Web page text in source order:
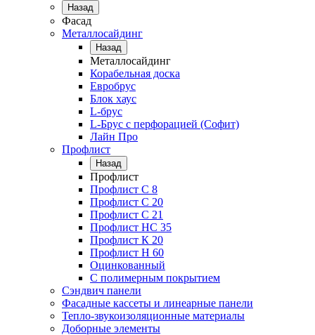
Назад
Фасад
Металлосайдинг
Назад
Металлосайдинг
Корабельная доска
Евробрус
Блок хаус
L-брус
L-Брус с перфорацией (Софит)
Лайн Про
Профлист
Назад
Профлист
Профлист С 8
Профлист С 20
Профлист C 21
Профлист НС 35
Профлист К 20
Профлист Н 60
Оцинкованный
С полимерным покрытием
Сэндвич панели
Фасадные кассеты и линеарные панели
Тепло-звукоизоляционные материалы
Доборные элементы